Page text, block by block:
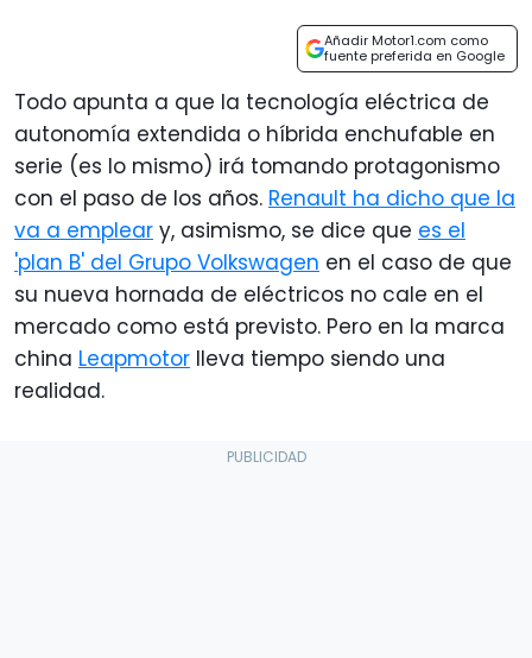
Añadir Motor1.com como
fuente preferida en Google
Todo apunta a que la tecnología eléctrica de
autonomía extendida o híbrida enchufable en
serie (es lo mismo) irá tomando protagonismo
con el paso de los años. Renault ha dicho que la
va a emplear y, asimismo, se dice que es el
'plan B' del Grupo Volkswagen en el caso de que
su nueva hornada de eléctricos no cale en el
mercado como está previsto. Pero en la marca
china Leapmotor lleva tiempo siendo una
realidad.